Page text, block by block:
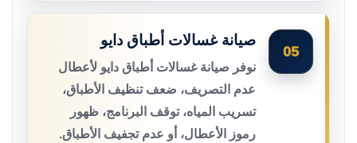
05
صيانة غسالات أطباق دايو
نوفر صيانة غسالات أطباق دايو لأعطال
عدم التصريف، ضعف تنظيف الأطباق،
تسريب المياه، توقف البرنامج، ظهور
رموز الأعطال، أو عدم تجفيف الأطباق.